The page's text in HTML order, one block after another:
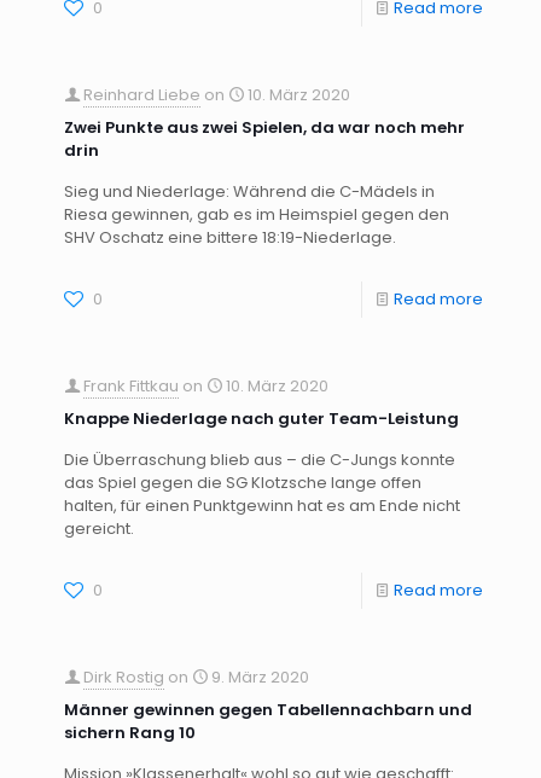
0 Read more
Reinhard Liebe on
10. März 2020
Zwei Punkte aus zwei Spielen, da war noch mehr
drin
Sieg und Niederlage: Während die C-Mädels in
Riesa gewinnen, gab es im Heimspiel gegen den
SHV Oschatz eine bittere 18:19-Niederlage.
0 Read more
Frank Fittkau on
10. März 2020
Knappe Niederlage nach guter Team-Leistung
Die Überraschung blieb aus – die C-Jungs konnte
das Spiel gegen die SG Klotzsche lange offen
halten, für einen Punktgewinn hat es am Ende nicht
gereicht.
0 Read more
Dirk Rostig on
9. März 2020
Männer gewinnen gegen Tabellennachbarn und
sichern Rang 10